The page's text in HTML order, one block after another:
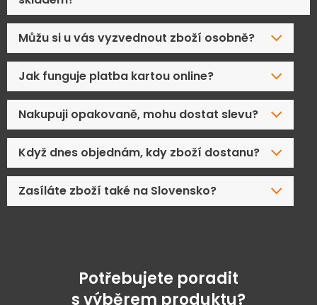
Můžu si u vás vyzvednout zboží osobně?
Jak funguje platba kartou online?
Nakupuji opakovaně, mohu dostat slevu?
Když dnes objednám, kdy zboží dostanu?
Zasíláte zboží také na Slovensko?
Potřebujete poradit
s výběrem produktu?